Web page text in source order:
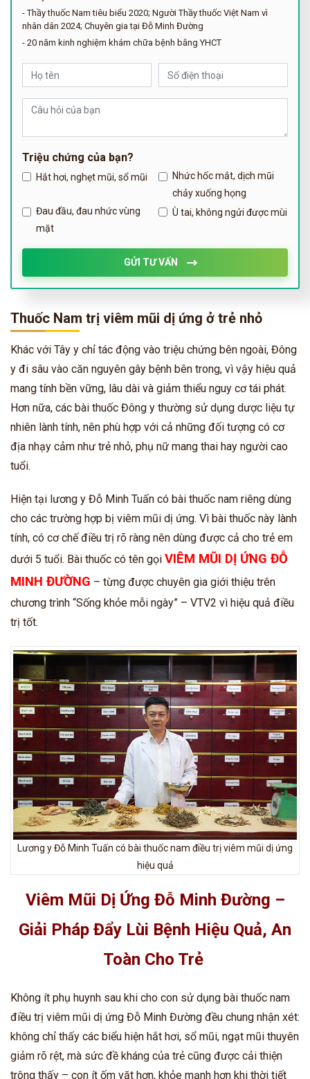
- Thầy thuốc Nam tiêu biểu 2020; Người Thầy thuốc Việt Nam vì
nhân dân 2024; Chuyên gia tại Đỗ Minh Đường
- 20 năm kinh nghiệm khám chữa bệnh bằng YHCT
Triệu chứng của bạn?
Hắt hơi, nghẹt mũi, sổ mũi
Nhức hốc mắt, dịch mũi
chảy xuống họng
Đau đầu, đau nhức vùng
mặt
Ù tai, không ngửi được mùi
GỬI TƯ VẤN
Thuốc Nam trị viêm mũi dị ứng ở trẻ nhỏ
Khác với Tây y chỉ tác động vào triệu chứng bên ngoài, Đông
y đi sâu vào căn nguyên gây bệnh bên trong, vì vậy hiệu quả
mang tính bền vững, lâu dài và giảm thiểu nguy cơ tái phát.
Hơn nữa, các bài thuốc Đông y thường sử dụng dược liệu tự
nhiên lành tính, nên phù hợp với cả những đối tượng có cơ
địa nhạy cảm như trẻ nhỏ, phụ nữ mang thai hay người cao
tuổi.
Hiện tại lương y Đỗ Minh Tuấn có bài thuốc nam riêng dùng
cho các trường hợp bị viêm mũi dị ứng. Vì bài thuốc này lành
tính, có cơ chế điều trị rõ ràng nên dùng được cả cho trẻ em
dưới 5 tuổi. Bài thuốc có tên gọi VIÊM MŨI DỊ ỨNG ĐỖ
MINH ĐƯỜNG – từng được chuyên gia giới thiệu trên
chương trình “Sống khỏe mỗi ngày” – VTV2 vì hiệu quả điều
trị tốt.
Lương y Đỗ Minh Tuấn có bài thuốc nam điều trị viêm mũi dị ứng
hiệu quả
Viêm Mũi Dị Ứng Đỗ Minh Đường –
Giải Pháp Đẩy Lùi Bệnh Hiệu Quả, An
Toàn Cho Trẻ
Không ít phụ huynh sau khi cho con sử dụng bài thuốc nam
điều trị viêm mũi dị ứng Đỗ Minh Đường đều chung nhận xét:
không chỉ thấy các biểu hiện hắt hơi, sổ mũi, ngạt mũi thuyên
giảm rõ rệt, mà sức đề kháng của trẻ cũng được cải thiện
trông thấy – con ít ốm vặt hơn, khỏe mạnh hơn khi thời tiết